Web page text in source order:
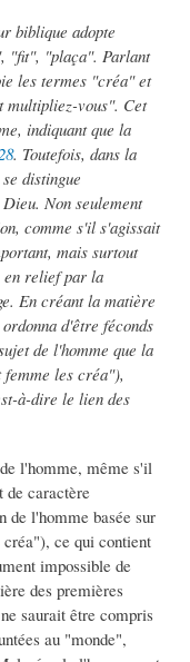
biblique adopte
"fit", "plaça". Parlant
les termes "créa" et
multipliez-vous". Cet
indiquant que la
. Toutefois, dans la
distingue
Non seulement
comme s'il s'agissait
mais surtout
en relief par la
En créant la matière
d'être féconds
de l'homme que la
femme les créa"),
à-dire le lien des
l'homme, même s'il
de caractère
de l'homme basée sur
ce qui contient
impossible de
des premières
saurait être compris
au "monde",